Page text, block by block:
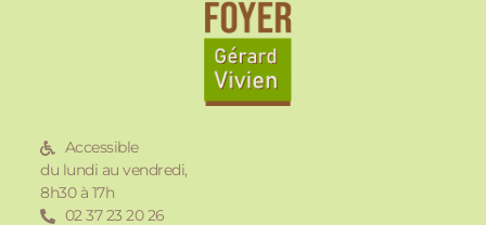
Accessible
du lundi au vendredi,
8h30 à 17h
02 37 23 20 26